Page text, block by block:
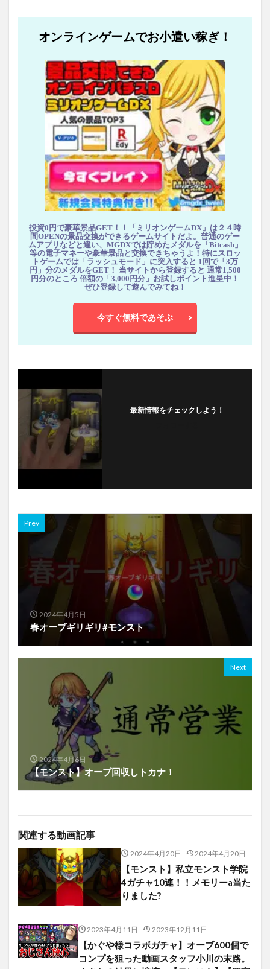
オンラインゲームでお小遣い稼ぎ！
投資0円で豪華景品GET！！「ミリオンゲームDX」は２４時
間OPENの景品交換ができるゲームサイトだよ。普通のゲー
ムアプリなどと違い、MGDXでは貯めたメダルを「Bitcash」
等の電子マネーや豪華景品と交換できちゃうよ！特にスロッ
トゲームでは「ラッシュモード」に突入すると 1回で「3万
円」分のメダルをGET！ 当サイトから登録すると 通常1,500
円分のところ 倍額の「3,000円分」お試しポイント進呈中！
ぜひ登録して遊んでみてね！
今すぐ無料であそぶ
最新情報をチェックしよう！
Prev
2024年4月5日
春オーブギリギリ#モンスト
Next
2024年4月6日
【モンスト】オーブ回収しトカナ！
関連する動画記事
2024年4月20日 2024年4月20日
【モンスト】私立モンスト学院
4ガチャ10連！！メモリーa当た
りました?
2023年4月11日 2023年12月11日
【かぐや様コラボガチャ】オーブ600個で
コンプを狙った動画スタッフ小川の末路。